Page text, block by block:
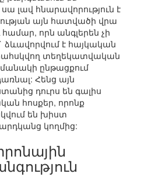
լավ հնարավորություն է
այն հատվածի վրա
համար, որն անգլերեն չի
ձևավորվում է հայկական
տեղեկատվական
ընթացքում
Հենց այն
դուրս են գալիս
հոսքեր, որոնք
են խիստ
կողմից: